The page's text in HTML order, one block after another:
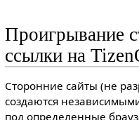
Проигрывание
ссылки на
Сторонние сайты (не
создаются
под определенные